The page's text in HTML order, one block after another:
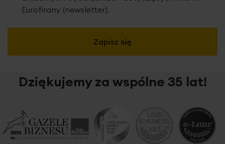
Zapisz się
Eurofirany (newsletter).
Dziękujemy za wspólne 35 lat!